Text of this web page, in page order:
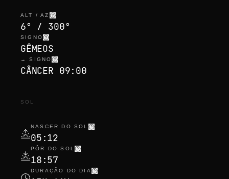
ALT / AZ
6° / 300°
SIGNO
GÊMEOS
→ SIGNO
CÂNCER 09:00
SOL
NASCER DO SOL
05:12
PÔR DO SOL
18:57
DURAÇÃO DO DIA